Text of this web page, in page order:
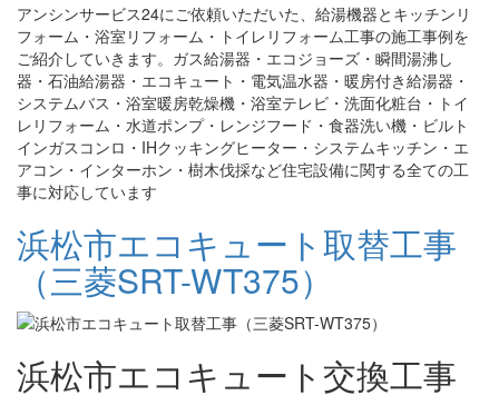
アンシンサービス24にご依頼いただいた、給湯機器とキッチンリ
フォーム・浴室リフォーム・トイレリフォーム工事の施工事例を
ご紹介していきます。ガス給湯器・エコジョーズ・瞬間湯沸し
器・石油給湯器・エコキュート・電気温水器・暖房付き給湯器・
システムバス・浴室暖房乾燥機・浴室テレビ・洗面化粧台・トイ
レリフォーム・水道ポンプ・レンジフード・食器洗い機・ビルト
インガスコンロ・IHクッキングヒーター・システムキッチン・エ
アコン・インターホン・樹木伐採など住宅設備に関する全ての工
事に対応しています
浜松市エコキュート取替工事
（三菱SRT-WT375）
浜松市エコキュート交換工事